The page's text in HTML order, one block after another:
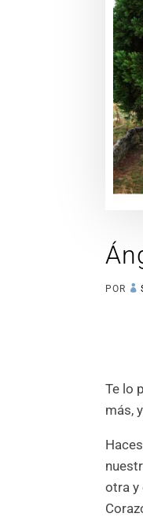
POR
Te lo
más,
otra y